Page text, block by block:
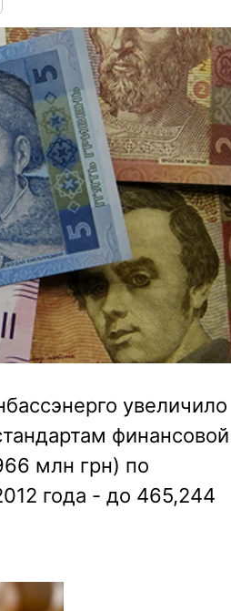
увеличило
финансовой
млн грн) по
года - до 465,244